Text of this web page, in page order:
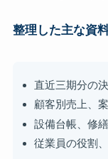
整理した主な資
直近三期分の
顧客別売上、
設備台帳、修
従業員の役割